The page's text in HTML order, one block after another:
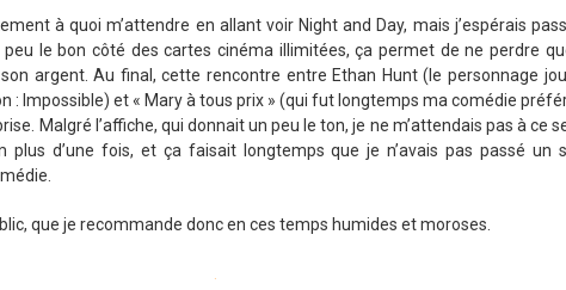
à quoi m’attendre en allant voir Night and Day, mais j’espérais
peu le bon côté des cartes cinéma illimitées, ça permet de ne perdre
argent. Au final, cette rencontre entre Ethan Hunt (le personnage
: Impossible) et « Mary à tous prix » (qui fut longtemps ma comédie
Malgré l’affiche, qui donnait un peu le ton, je ne m’attendais pas à ce
plus d’une fois, et ça faisait longtemps que je n’avais pas passé un
que je recommande donc en ces temps humides et moroses.